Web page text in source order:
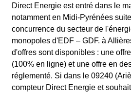
Direct Energie est entré dans le
notamment en Midi-Pyrénées
concurrence du secteur de
monopoles d'EDF – GDF. à
d'offres sont disponibles : une
(100% en ligne) et une offre en
réglementé. Si dans le 09240
compteur Direct Energie et